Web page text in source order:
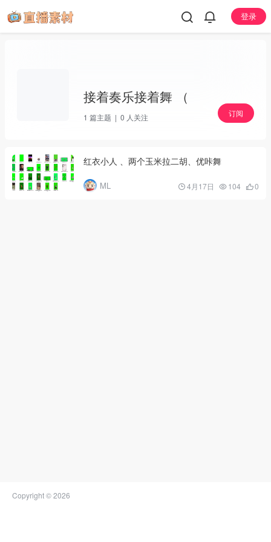
登录
接着奏乐接着舞 （
1 篇主题 | 0 人关注 订阅
红衣小人 、两个玉米拉二胡、优咔舞
ML 4月17日 104 0
Copyright © 2026